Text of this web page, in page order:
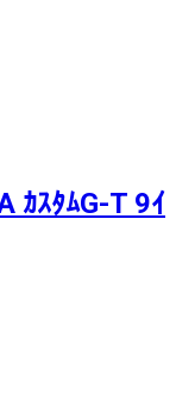
ｶｽﾀﾑG-T 9ｲ